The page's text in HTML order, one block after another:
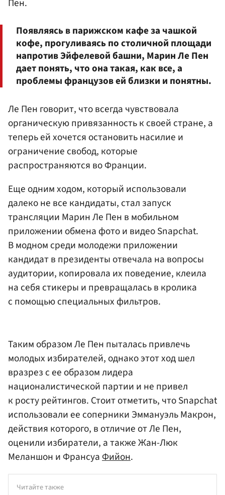
Пен.
Появляясь в парижском кафе за чашкой
кофе, прогуливаясь по столичной площади
напротив Эйфелевой башни, Марин Ле Пен
дает понять, что она такая, как все, а
проблемы французов ей близки и понятны.
Ле Пен говорит, что всегда чувствовала
органическую привязанность к своей стране, а
теперь ей хочется остановить насилие и
ограничение свобод, которые
распространяются во Франции.
Еще одним ходом, который использовали
далеко не все кандидаты, стал запуск
трансляции Марин Ле Пен в мобильном
приложении обмена фото и видео Snapchat.
В модном среди молодежи приложении
кандидат в президенты отвечала на вопросы
аудитории, копировала их поведение, клеила
на себя стикеры и превращалась в кролика
с помощью специальных фильтров.
Таким образом Ле Пен пыталась привлечь
молодых избирателей, однако этот ход шел
вразрез с ее образом лидера
националистической партии и не привел
к росту рейтингов. Стоит отметить, что Snapchat
использовали ее соперники Эммануэль Макрон,
действия которого, в отличие от Ле Пен,
оценили избиратели, а также Жан-Люк
Меланшон и ФрансуаФийон.
Читайте также